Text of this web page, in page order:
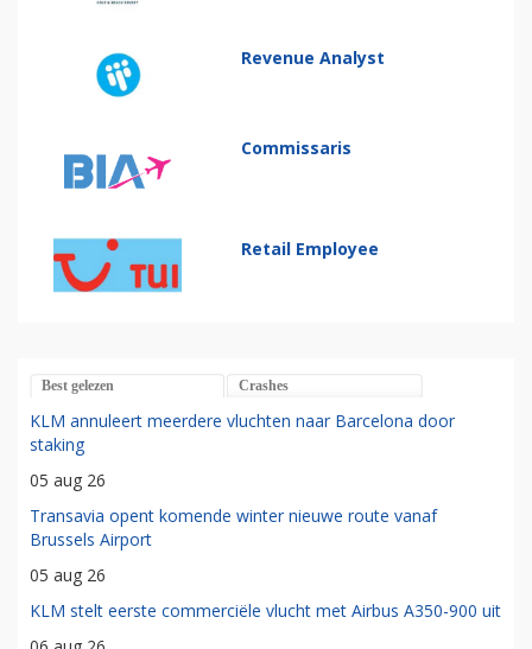
Revenue Analyst
Commissaris
Retail Employee
Best gelezen Crashes
KLM annuleert meerdere vluchten naar Barcelona door
staking
05 aug 26
Transavia opent komende winter nieuwe route vanaf
Brussels Airport
05 aug 26
KLM stelt eerste commerciële vlucht met Airbus A350-900 uit